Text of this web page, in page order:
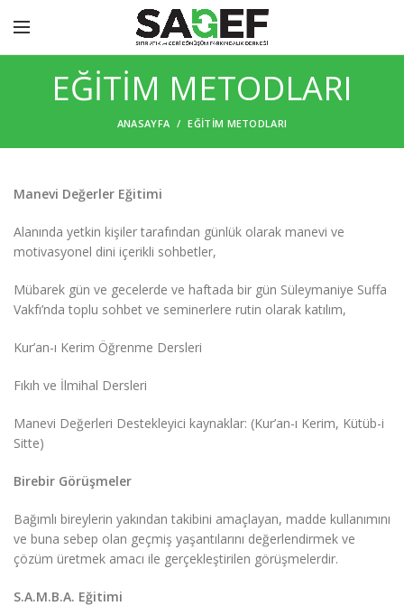
EĞİTİM METODLARI
ANASAYFA EĞİTİM METODLARI
Manevi Değerler Eğitimi
Alanında yetkin kişiler tarafından günlük olarak manevi ve
motivasyonel dini içerikli sohbetler,
Mübarek gün ve gecelerde ve haftada bir gün Süleymaniye Suffa
Vakfı’nda toplu sohbet ve seminerlere rutin olarak katılım,
Kur’an-ı Kerim Öğrenme Dersleri
Fıkıh ve İlmihal Dersleri
Manevi Değerleri Destekleyici kaynaklar: (Kur’an-ı Kerim, Kütüb-i
Sitte)
Birebir Görüşmeler
Bağımlı bireylerin yakından takibini amaçlayan, madde kullanımını
ve buna sebep olan geçmiş yaşantılarını değerlendirmek ve
çözüm üretmek amacı ile gerçekleştirilen görüşmelerdir.
S.A.M.B.A. Eğitimi